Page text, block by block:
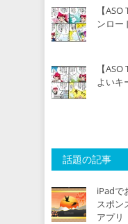
【
ンロー
【
よいキ
話題の記事
iPadで
スポン
アプリ